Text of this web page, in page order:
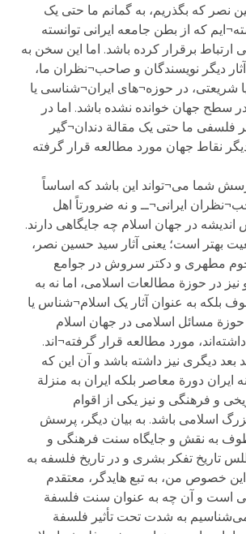
نصر که بگذریم، به گمانم ما حتی یک
که از بطن جامعه ایرانی توانسته
ارتباط برقرار کرده باشد. اما این سخن به
دیگر نویسندگان و صاحب¬نظران ما،
شریعتی، در حوزه¬های ایران¬شناسی یا
سطح جهان خوانده نشده باشد. اما در
فلسفی ما حتی یک مقالة دندان¬گیر
نقاط جهان مورد مطالعه قرار گرفته
شما می¬تواند این باشد که اساساً
ایرانی¬ــ و نه ضرورتاً اهل
در جهان اسلام چه جایگاهی دارند.
بهتر است؛ یعنی آثار سید حسین نصر،
مطهری و دکتر سروش در جوامع
در حوزة مطالعات اسلامی، اما نه به
بلکه به عنوان آثار یک اسلام¬شناس یا
حوزة مسائل اسلامی در جهان اسلام
مورد مطالعه قرار گرفته¬اند.
بعد دیگری نیز داشته باشد و آن این که
ایران دورة معاصر بلکه ایران به منزلة
و فرهنگی و نیز یکی از اقوام
اسلامی باشد. به بیان دیگر، پرسش
به نقش و جایگاه سنت فرهنگی و
تاریخ تفکر بشری و در تاریخ فلسفه به
خصوص من، به تبع هایدگر، معتقدم
است و آن‌ چه به عنوان سنت فلسفة
می‌شناسیم به شدت تحت تأثیر فلسفة